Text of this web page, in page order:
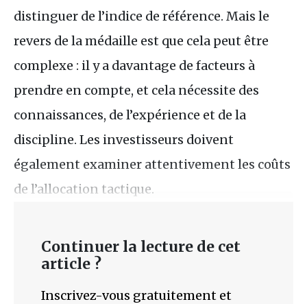
distinguer de l’indice de référence. Mais le
revers de la médaille est que cela peut être
complexe : il y a davantage de facteurs à
prendre en compte, et cela nécessite des
connaissances, de l’expérience et de la
discipline. Les investisseurs doivent
également examiner attentivement les coûts
de l’allocation tactique.
Continuer la lecture de cet
article ?
Inscrivez-vous gratuitement et